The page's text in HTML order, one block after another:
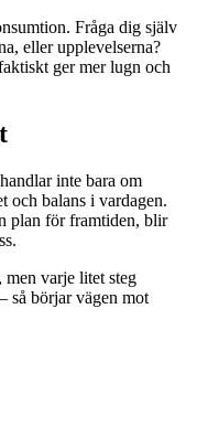
Fråga dig själv
eller upplevelserna?
ger mer lugn och
inte bara om
och balans i vardagen.
plan för framtiden, blir
varje litet steg
så börjar vägen mot